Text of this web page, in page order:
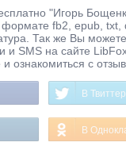
"Игорь
fb2, epub,
Так же Вы можете
и SMS на сайте
ознакомиться с
В
В